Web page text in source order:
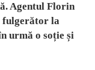
Agentul Florin
fulgerător la
urmă o soție și